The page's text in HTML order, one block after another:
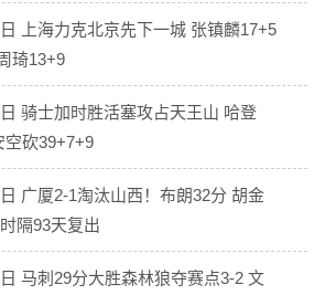
上海力克北京先下一城 张镇麟17+5
琦13+9
骑士加时胜活塞攻占天王山 哈登
空砍39+7+9
广厦2-1淘汰山西！布朗32分 胡金
隔93天复出
马刺29分大胜森林狼夺赛点3-2 文